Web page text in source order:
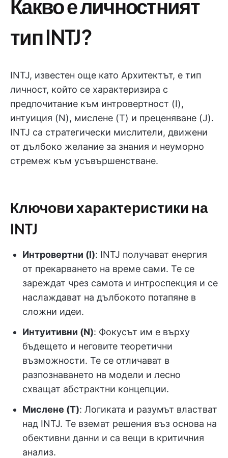
Какво е личностният
тип INTJ?
INTJ, известен още като Архитектът, е тип
личност, който се характеризира с
предпочитание към интровертност (I),
интуиция (N), мислене (T) и преценяване (J).
INTJ са стратегически мислители, движени
от дълбоко желание за знания и неуморно
стремеж към усъвършенстване.
Ключови характеристики на
INTJ
Интровертни (I): INTJ получават енергия
от прекарването на време сами. Те се
зареждат чрез самота и интроспекция и се
наслаждават на дълбокото потапяне в
сложни идеи.
Интуитивни (N): Фокусът им е върху
бъдещето и неговите теоретични
възможности. Те се отличават в
разпознаването на модели и лесно
схващат абстрактни концепции.
Мислене (T): Логиката и разумът властват
над INTJ. Те вземат решения въз основа на
обективни данни и са вещи в критичния
анализ.